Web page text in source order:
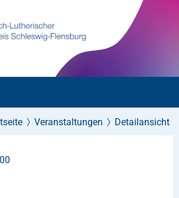
Veranstaltungen Detailansicht